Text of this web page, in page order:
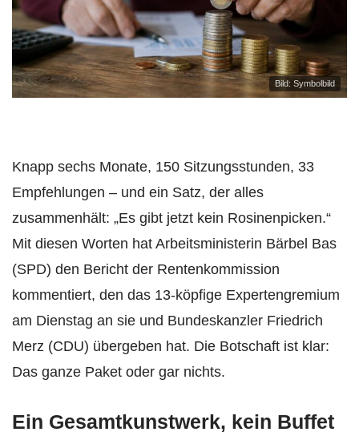
Bild: Symbolbild
Knapp sechs Monate, 150 Sitzungsstunden, 33
Empfehlungen – und ein Satz, der alles
zusammenhält: „Es gibt jetzt kein Rosinenpicken.“
Mit diesen Worten hat Arbeitsministerin Bärbel Bas
(SPD) den Bericht der Rentenkommission
kommentiert, den das 13-köpfige Expertengremium
am Dienstag an sie und Bundeskanzler Friedrich
Merz (CDU) übergeben hat. Die Botschaft ist klar:
Das ganze Paket oder gar nichts.
Ein Gesamtkunstwerk, kein Buffet